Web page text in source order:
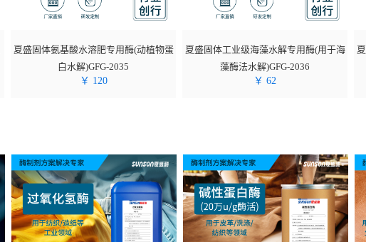
夏盛固体氨基酸水溶肥专用酶(动植物蛋
白水解)GFG-2035
￥ 120
夏盛固体工业级海藻水解专用酶(用于海
藻酶法水解)GFG-2036
￥ 62